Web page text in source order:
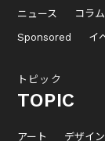
ニュース コラム
Sponsored
イ
トピック
TOPIC
アート デザイン